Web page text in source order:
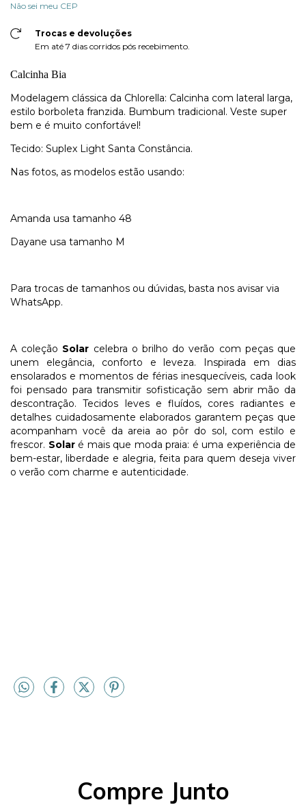
Não sei meu CEP
Trocas e devoluções
Em até 7 dias corridos pós recebimento.
Calcinha Bia
Modelagem clássica da Chlorella: Calcinha com lateral larga,
estilo borboleta franzida. Bumbum tradicional. Veste super
bem e é muito confortável!
Tecido: Suplex Light Santa Constância.
Nas fotos, as modelos estão usando:
Amanda usa tamanho 48
Dayane usa tamanho M
Para trocas de tamanhos ou dúvidas, basta nos avisar via
WhatsApp.
A coleção Solar celebra o brilho do verão com peças que
unem elegância, conforto e leveza. Inspirada em dias
ensolarados e momentos de férias inesquecíveis, cada look
foi pensado para transmitir sofisticação sem abrir mão da
descontração. Tecidos leves e fluídos, cores radiantes e
detalhes cuidadosamente elaborados garantem peças que
acompanham você da areia ao pôr do sol, com estilo e
frescor. Solaré mais que moda praia: é uma experiência de
bem-estar, liberdade e alegria, feita para quem deseja viver
o verão com charme e autenticidade.
Compre Junto